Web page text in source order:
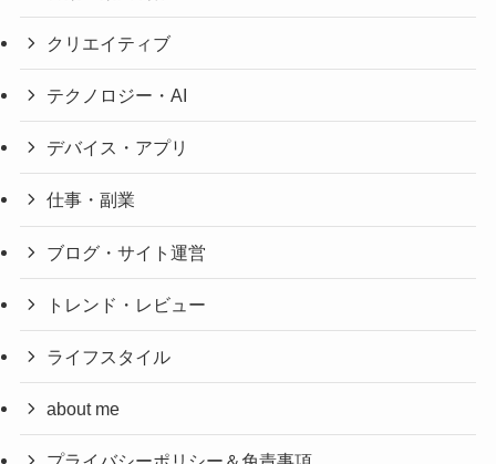
クリエイティブ
テクノロジー・AI
デバイス・アプリ
仕事・副業
ブログ・サイト運営
トレンド・レビュー
ライフスタイル
about me